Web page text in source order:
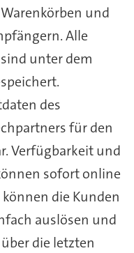
und
Alle
unter dem
des
für den
Verfügbarkeit und
sofort online
die Kunden
auslösen und
die letzten